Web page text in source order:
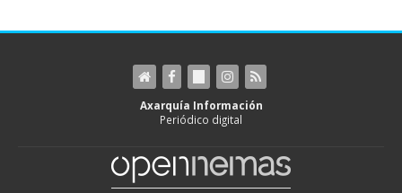
Axarquía Información
Periódico digital